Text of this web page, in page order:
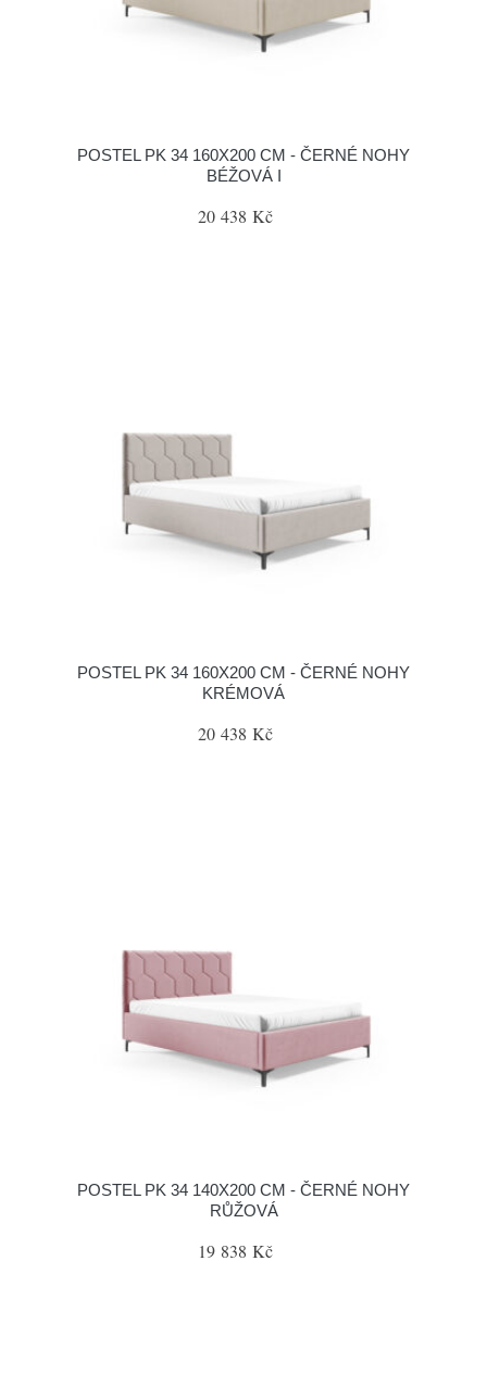
POSTEL PK 34 160X200 CM - ČERNÉ NOHY
BÉŽOVÁ I
20 438 Kč
POSTEL PK 34 160X200 CM - ČERNÉ NOHY
KRÉMOVÁ
20 438 Kč
POSTEL PK 34 140X200 CM - ČERNÉ NOHY
RŮŽOVÁ
19 838 Kč